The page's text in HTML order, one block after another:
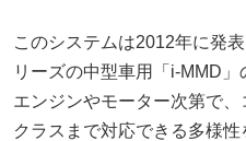
このシステムは2012年に発
リーズの中型車用「i-MMD
エンジンやモーター次第で
クラスまで対応できる多様